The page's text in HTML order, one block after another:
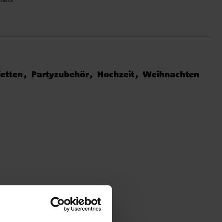
Partyzubehör Hochzeit Weihnachten